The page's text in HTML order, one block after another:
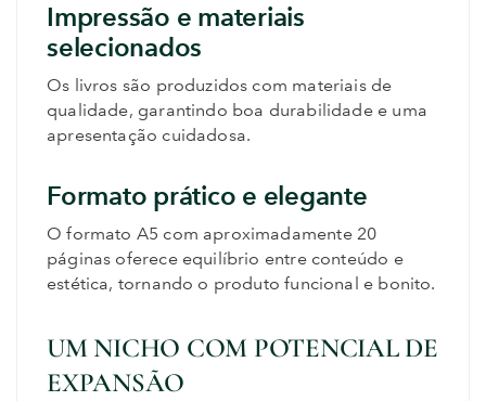
Impressão e materiais
selecionados
Os livros são produzidos com materiais de
qualidade, garantindo boa durabilidade e uma
apresentação cuidadosa.
Formato prático e elegante
O formato A5 com aproximadamente 20
páginas oferece equilíbrio entre conteúdo e
estética, tornando o produto funcional e bonito.
UM NICHO COM POTENCIAL DE
EXPANSÃO